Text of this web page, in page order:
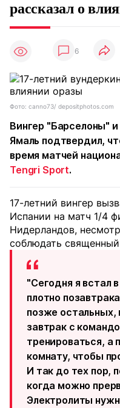
рассказал о
6
Фото: canno73/ depositphotos.com
Вингер "Барселоны"
Ямаль подтвердил,
время матчей
Tengri Sport.
17-летний вингер
Испании на матч 1/4
Нидерландов,
соблюдать
"Сегодня я встал
плотно
позже остальных,
завтрак с
тренироваться, а
комнату, чтобы
И так до тех пор,
когда можно
Электролиты